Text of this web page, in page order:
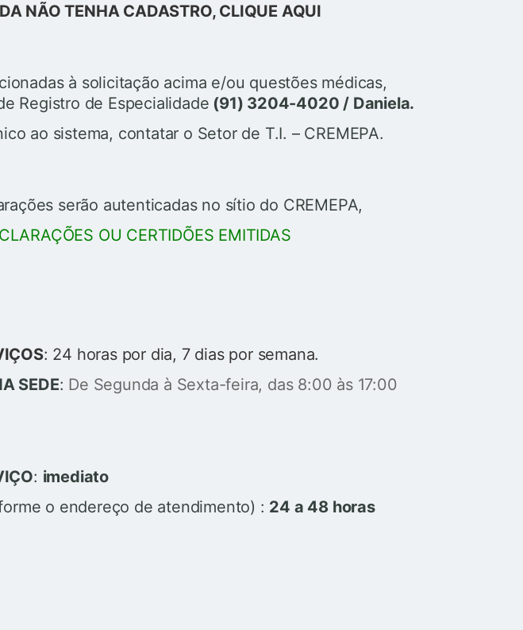
NÃO TENHA CADASTRO, CLIQUE AQUI
à solicitação acima e/ou questões médicas,
Registro de Especialidade (91) 3204-4020 / Daniela.
ao sistema, contatar o Setor de T.I. – CREMEPA.
serão autenticadas no sítio do CREMEPA,
OU CERTIDÕES EMITIDAS
: 24 horas por dia, 7 dias por semana.
SEDE: De Segunda à Sexta-feira, das 8:00 às 17:00
: imediato
o endereço de atendimento) : 24 a 48 horas